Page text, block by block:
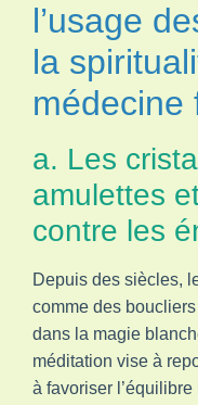
l’usage
la
médecine
a. Les
amulettes
contre les
Depuis des siècles,
comme des
dans la magie
méditation vise à
à favoriser